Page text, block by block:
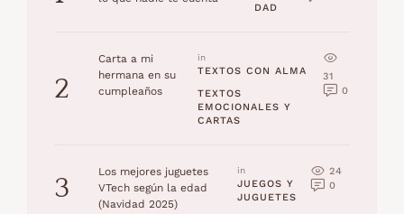
DAD
2
Carta a mi
hermana en su
cumpleaños
in
TEXTOS CON ALMA
TEXTOS
EMOCIONALES Y
CARTAS
31
0
3
Los mejores juguetes
VTech según la edad
(Navidad 2025)
in
JUEGOS Y
JUGUETES
24
0